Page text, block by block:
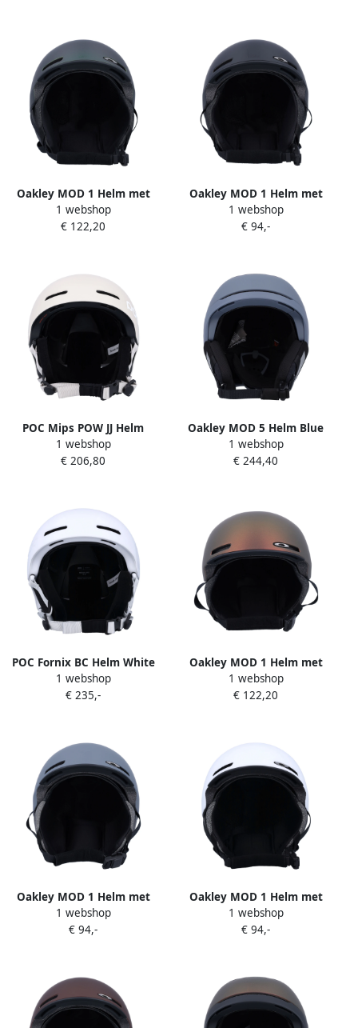
Oakley MOD 1 Helm met
Vaste Ventilatie Green
Heren
1 webshop
€ 122,20
Oakley MOD 1 Helm met
Vaste Ventilatie Black
Heren
1 webshop
€ 94,-
POC Mips POW JJ Helm
White Unisex
1 webshop
€ 206,80
Oakley MOD 5 Helm Blue
Heren
1 webshop
€ 244,40
POC Fornix BC Helm White
Unisex
1 webshop
€ 235,-
Oakley MOD 1 Helm met
Vaste Ventilatie Brown
Heren
1 webshop
€ 122,20
Oakley MOD 1 Helm met
Vaste Ventilatie Blue Heren
1 webshop
€ 94,-
Oakley MOD 1 Helm met
Vaste Ventilatie White
Heren
1 webshop
€ 94,-